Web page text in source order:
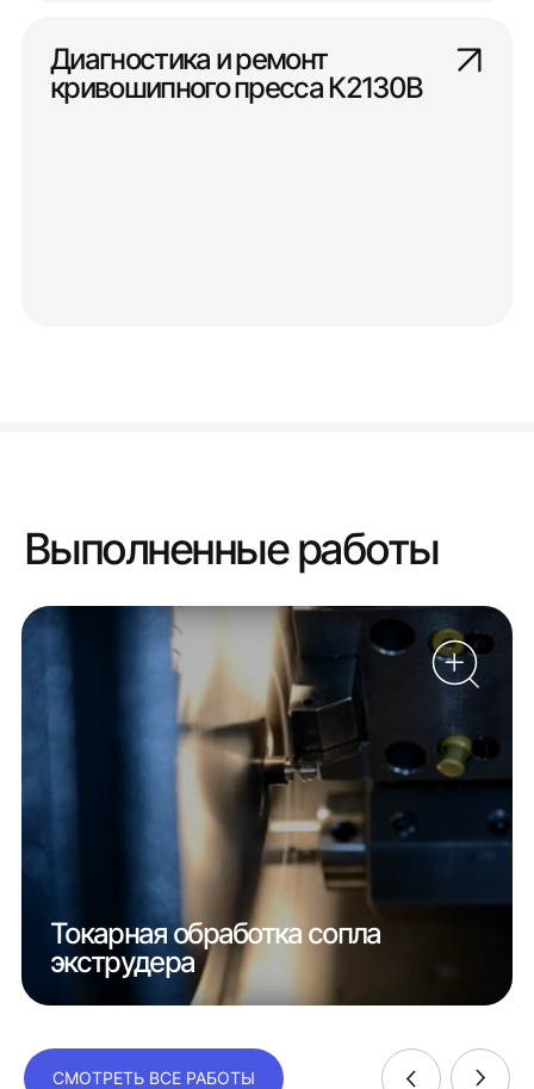
Диагностика и ремонт
кривошипного пресса К2130В
Выполненные работы
Токарная обработка сопла
экструдера
СМОТРЕТЬ ВСЕ РАБОТЫ